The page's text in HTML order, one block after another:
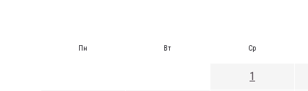
Пн Вт Ср
1